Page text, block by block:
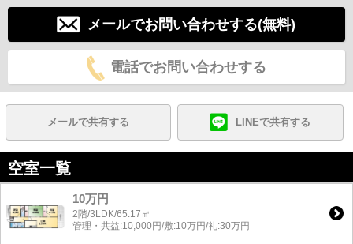
メールでお問い合わせする(無料)
電話でお問い合わせする
メールで共有する LINEで共有する
空室一覧
10万円
2階/3LDK/65.17㎡
管理・共益:10,000円/敷:10万円/礼:30万円